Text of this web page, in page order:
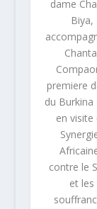
dame
Biya,
premiere
du Burkina
en visite
contre le
et les